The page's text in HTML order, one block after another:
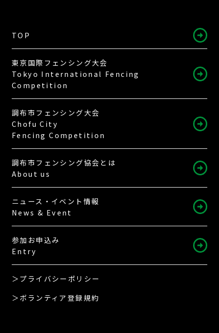
TOP
東京国際フェンシング大会
Tokyo International Fencing
Competition
調布市フェンシング大会
Chofu City
Fencing Competition
調布市フェンシング協会とは
About us
ニュース・イベント情報
News & Event
参加お申込み
Entry
＞プライバシーポリシー
＞ボランティア登録規約